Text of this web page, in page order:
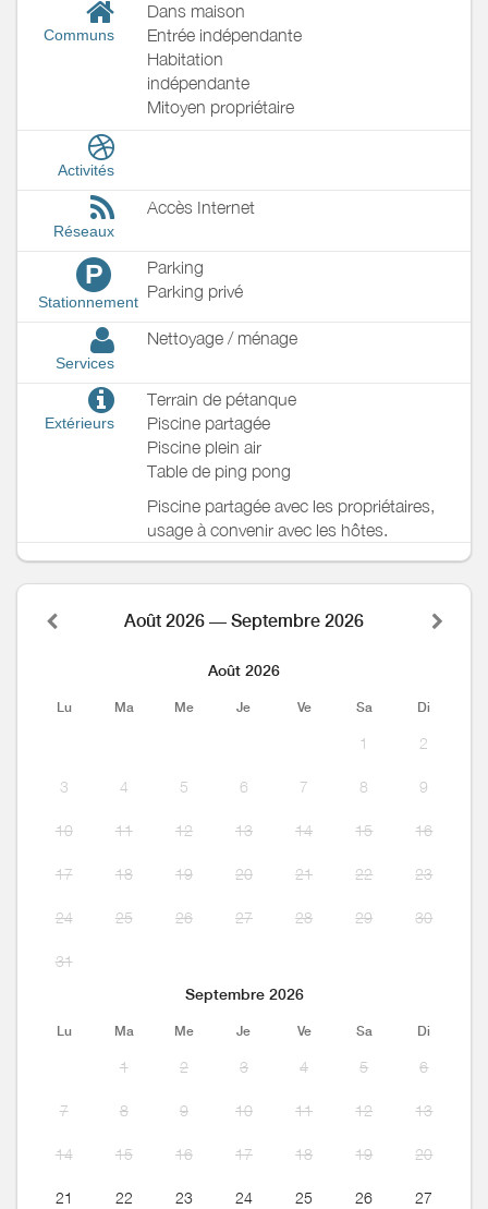
Communs
Dans maison
Entrée indépendante
Habitation
indépendante
Mitoyen propriétaire
Activités
Réseaux
Accès Internet
P
Stationnement
Parking
Parking privé
Services
Nettoyage / ménage
Extérieurs
Terrain de pétanque
Piscine partagée
Piscine plein air
Table de ping pong
Piscine partagée avec les propriétaires,
usage à convenir avec les hôtes.
Août 2026 — Septembre 2026
Août 2026
Lu Ma Me Je Ve Sa Di
1 2
3 4 5 6 7 8 9
10 11 12 13 14 15 16
17 18 19 20 21 22 23
24 25 26 27 28 29 30
31
Septembre 2026
Lu Ma Me Je Ve Sa Di
1 2 3 4 5 6
7 8 9 10 11 12 13
14 15 16 17 18 19 20
21 22 23 24 25 26 27